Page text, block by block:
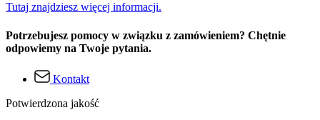
Tutaj znajdziesz więcej informacji.
Potrzebujesz pomocy w związku z zamówieniem? Chętnie
odpowiemy na Twoje pytania.
Kontakt
Potwierdzona jakość